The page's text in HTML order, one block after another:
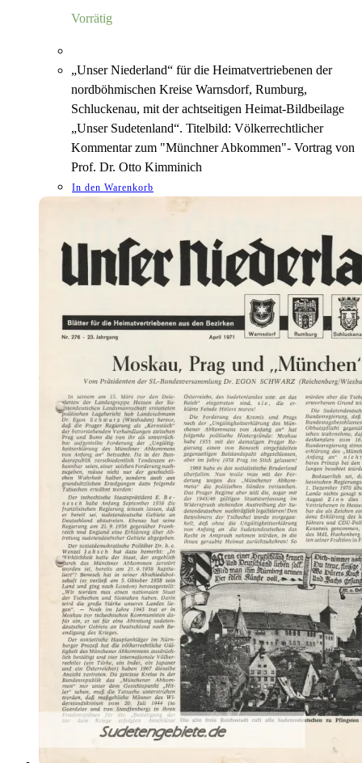
Vorrätig
„Unser Niederland“ für die Heimatvertriebenen der
nordböhmischen Kreise Warnsdorf, Rumburg,
Schluckenau, mit der achtseitigen Heimat-Bildbeilage
„Unser Sudetenland“. Titelbild: Völkerrechtlicher
Kommentar zum "Münchner Abkommen"- Vortrag von
Prof. Dr. Otto Kimminich
In den Warenkorb